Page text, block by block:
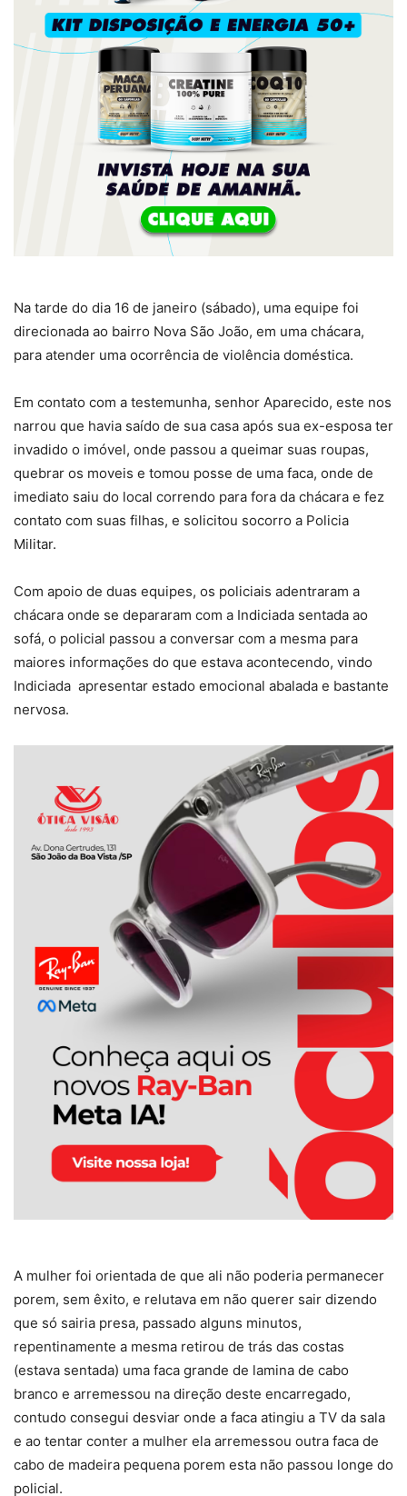
Na tarde do dia 16 de janeiro (sábado), uma equipe foi
direcionada ao bairro Nova São João, em uma chácara,
para atender uma ocorrência de violência doméstica.
Em contato com a testemunha, senhor Aparecido, este nos
narrou que havia saído de sua casa após sua ex-esposa ter
invadido o imóvel, onde passou a queimar suas roupas,
quebrar os moveis e tomou posse de uma faca, onde de
imediato saiu do local correndo para fora da chácara e fez
contato com suas filhas, e solicitou socorro a Policia
Militar.
Com apoio de duas equipes, os policiais adentraram a
chácara onde se depararam com a Indiciada sentada ao
sofá, o policial passou a conversar com a mesma para
maiores informações do que estava acontecendo, vindo
Indiciada apresentar estado emocional abalada e bastante
nervosa.
A mulher foi orientada de que ali não poderia permanecer
porem, sem êxito, e relutava em não querer sair dizendo
que só sairia presa, passado alguns minutos,
repentinamente a mesma retirou de trás das costas
(estava sentada) uma faca grande de lamina de cabo
branco e arremessou na direção deste encarregado,
contudo consegui desviar onde a faca atingiu a TV da sala
e ao tentar conter a mulher ela arremessou outra faca de
cabo de madeira pequena porem esta não passou longe do
policial.